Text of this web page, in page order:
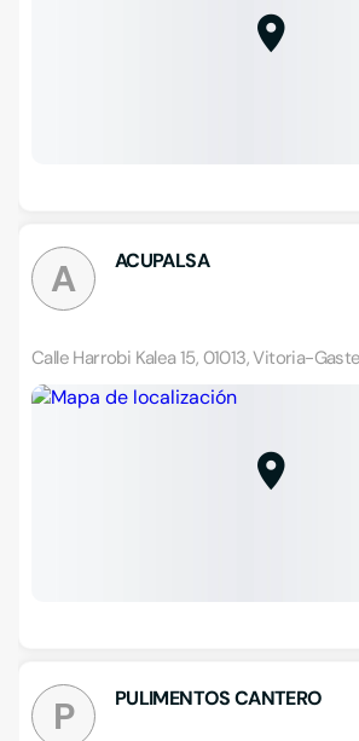
A ACUPALSA
Calle Harrobi Kalea 15, 01013, Vitoria-
P PULIMENTOS CANTERO